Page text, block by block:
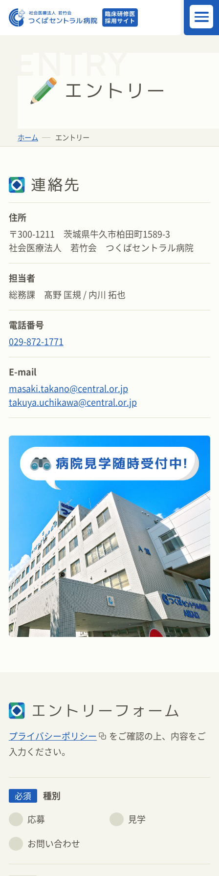
エントリー
ホーム エントリー
連絡先
住所
〒300-1211 茨城県牛久市柏田町1589-3
社会医療法人 若竹会 つくばセントラル病院
担当者
総務課 髙野 匡規 / 内川 拓也
電話番号
029-872-1771
E-mail
masaki.takano
central.or.jp
takuya.uchikawa
central.or.jp
エントリーフォーム
プライバシーポリシー
をご確認の上、内容をご
入力ください。
必須
種別
応募
見学
お問い合わせ